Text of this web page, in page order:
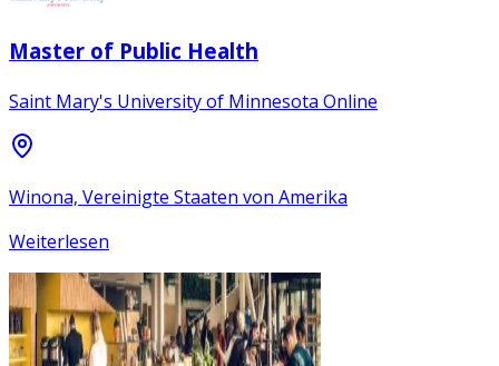
Master of Public Health
Saint Mary's University of Minnesota Online
Winona, Vereinigte Staaten von Amerika
Weiterlesen